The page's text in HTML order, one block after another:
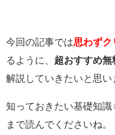
今回の記事では思わずク
るように、 超おすすめ無
解説していきたいと思い
知っておきたい基礎知
まで読んでくださいね。